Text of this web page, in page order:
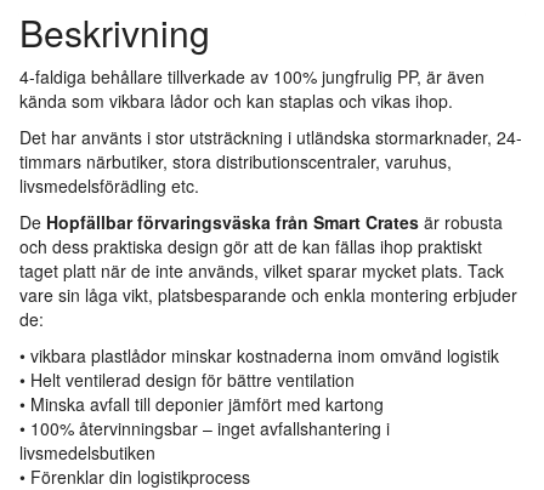
Beskrivning
4-faldiga behållare tillverkade av 100% jungfrulig PP, är även
kända som vikbara lådor och kan staplas och vikas ihop.
Det har använts i stor utsträckning i utländska stormarknader, 24-
timmars närbutiker, stora distributionscentraler, varuhus,
livsmedelsförädling etc.
De Hopfällbar förvaringsväska från Smart Crates är robusta
och dess praktiska design gör att de kan fällas ihop praktiskt
taget platt när de inte används, vilket sparar mycket plats. Tack
vare sin låga vikt, platsbesparande och enkla montering erbjuder
de:
• vikbara plastlådor minskar kostnaderna inom omvänd logistik
• Helt ventilerad design för bättre ventilation
• Minska avfall till deponier jämfört med kartong
• 100% återvinningsbar – inget avfallshantering i
livsmedelsbutiken
• Förenklar din logistikprocess